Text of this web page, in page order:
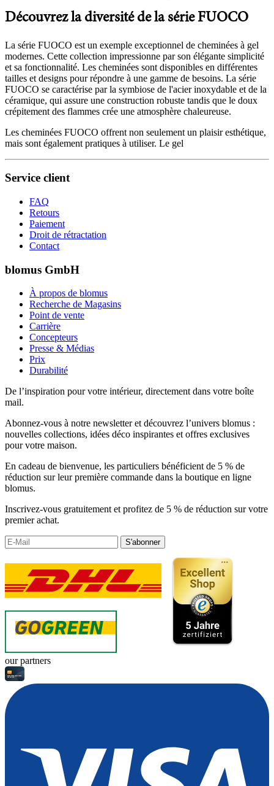
Découvrez la diversité de la série FUOCO
La série FUOCO est un exemple exceptionnel de cheminées à gel
modernes. Cette collection impressionne par son élégante simplicité
et sa fonctionnalité. Les cheminées sont disponibles en différentes
tailles et designs pour répondre à une gamme de besoins. La série
FUOCO se caractérise par la symbiose de l'acier inoxydable et de la
céramique, qui assure une construction robuste tandis que le doux
crépitement des flammes crée une atmosphère chaleureuse.
Les cheminées FUOCO offrent non seulement un plaisir esthétique,
mais sont également pratiques à utiliser. Le gel
Service client
FAQ
Retours
Paiement
Droit de rétractation
Contact
blomus GmbH
À propos de blomus
Recherche de Magasins
Point de vente
Carrière
Concepteurs
Presse & Médias
Prix
Durabilité
De l’inspiration pour votre intérieur, directement dans votre boîte
mail.
Abonnez-vous à notre newsletter et découvrez l’univers blomus :
nouvelles collections, idées déco inspirantes et offres exclusives
pour votre maison.
En cadeau de bienvenue, les particuliers bénéficient de 5 % de
réduction sur leur première commande dans la boutique en ligne
blomus.
Inscrivez-vous gratuitement et profitez de 5 % de réduction sur votre
premier achat.
S'abonner
our partners